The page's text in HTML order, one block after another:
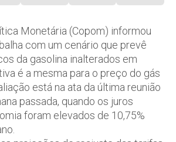
Monetária (Copom) informou
com um cenário que prevê
da gasolina inalterados em
é a mesma para o preço do gás
está na ata da última reunião
passada, quando os juros
foram elevados de 10,75%